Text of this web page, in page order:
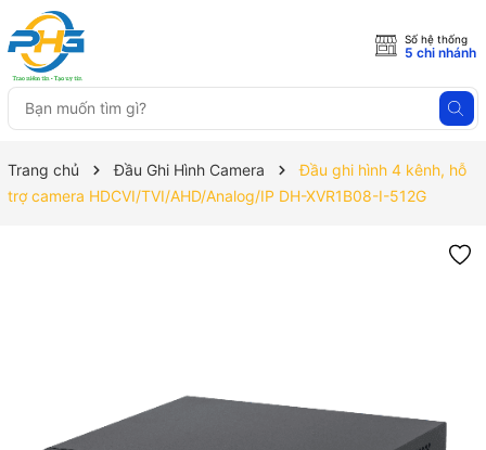
Số hệ thống
5 chi nhánh
Trang chủ Đầu Ghi Hình Camera
Đầu ghi hình 4 kênh, hỗ
trợ camera HDCVI/TVI/AHD/Analog/IP DH-XVR1B08-I-512G